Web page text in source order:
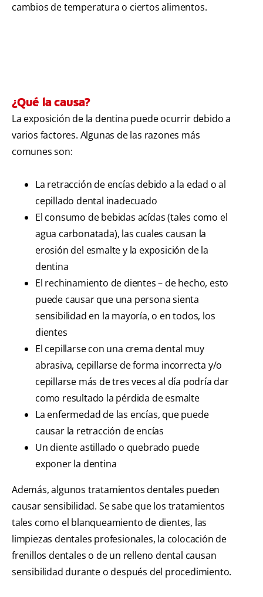
cambios de temperatura o ciertos alimentos.
¿Qué la causa?
La exposición de la dentina puede ocurrir debido a
varios factores. Algunas de las razones más
comunes son:
La retracción de encías debido a la edad o al
cepillado dental inadecuado
El consumo de bebidas acídas (tales como el
agua carbonatada), las cuales causan la
erosión del esmalte y la exposición de la
dentina
El rechinamiento de dientes – de hecho, esto
puede causar que una persona sienta
sensibilidad en la mayoría, o en todos, los
dientes
El cepillarse con una crema dental muy
abrasiva, cepillarse de forma incorrecta y/o
cepillarse más de tres veces al día podría dar
como resultado la pérdida de esmalte
La enfermedad de las encías, que puede
causar la retracción de encías
Un diente astillado o quebrado puede
exponer la dentina
Además, algunos tratamientos dentales pueden
causar sensibilidad. Se sabe que los tratamientos
tales como el blanqueamiento de dientes, las
limpiezas dentales profesionales, la colocación de
frenillos dentales o de un relleno dental causan
sensibilidad durante o después del procedimiento.